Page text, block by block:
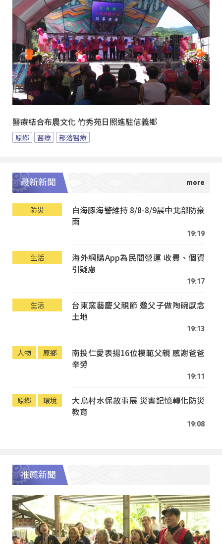
醫療結合布農文化 竹秀苑日照進駐信義鄉
原鄉 醫療 部落醫療
最新新聞
防災
白海豚海警維持 8/8-8/9晨中北部防豪
雨
19:19
生活
海外網購App為民間營運 收費、個資
引疑慮
19:17
生活
台東窯藝慶父親節 邀父子做陶碗感念
土地
19:13
人物 原鄉
南投仁愛表揚16位模範父親 感謝爸爸
辛勞
19:11
原鄉 環境
大鳥村水保故事展 災害記憶轉化防災
教育
19:08
推薦新聞